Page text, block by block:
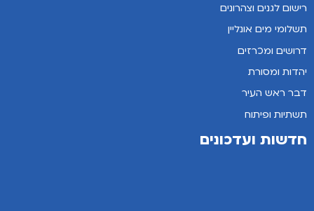
רישום לגנים וצהרונים
תשלומי מים אונליין
דרושים ומכרזים
יהדות ומסורת
דבר ראש העיר
תשתיות ופיתוח
חדשות ועדכונים